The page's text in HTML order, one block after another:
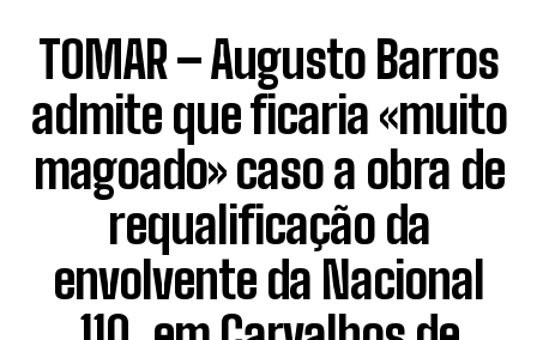
TOMAR – Augusto Barros
admite que ficaria «muito
magoado» caso a obra de
requalificação da
envolvente da Nacional